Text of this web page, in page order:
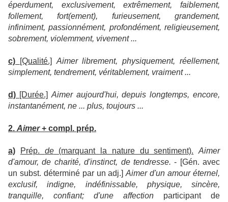
éperdument, exclusivement, extrêmement, faiblement,
follement, fort(ement), furieusement, grandement,
infiniment, passionnément, profondément, religieusement,
sobrement, violemment, vivement ...
c) [Qualité.]
Aimer librement, physiquement, réellement,
simplement, tendrement, véritablement, vraiment ...
d) [Durée.] Aimer aujourd'hui, depuis longtemps, encore,
instantanément, ne ... plus, toujours ...
2. Aimer+ compl. prép.
a) Prép. de(marquant la nature du sentiment).
Aimer
d'amour, de charité, d'instinct, de tendresse. - [Gén. avec
un subst. déterminé par un adj.] Aimer d'un amour éternel,
exclusif, indigne, indéfinissable, physique, sincère,
tranquille, confiant; d'une affection participant de